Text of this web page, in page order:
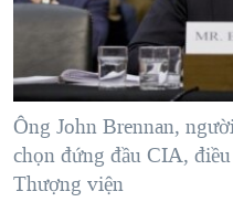
NGƯỜI VIỆT HẢI NGOẠI
ĐỜI SỐNG
KINH TẾ
KHOA HỌC
SỨC KHOẺ
TẠI
HÀNH TRÌNH BẦU CỬ
MỘT NĂM CHIẾN TRANH
GIẢI MÃ VÀNH ĐAI &
NGÀY TỊ NẠN THẾ GIỚI
MẠNG XÃ HỘI
Ông John Brennan,
chọn đứng đầu CIA,
Thượng viện